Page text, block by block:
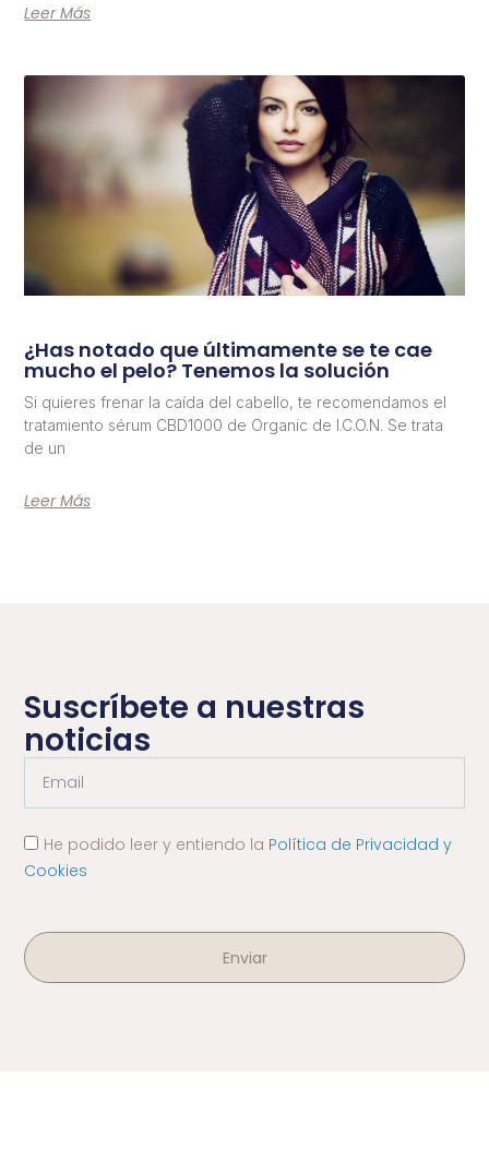
Leer Más
¿Has notado que últimamente se te cae
mucho el pelo? Tenemos la solución
Si quieres frenar la caída del cabello, te recomendamos el
tratamiento sérum CBD1000 de Organic de I.C.O.N. Se trata
de un
Leer Más
Suscríbete a nuestras
noticias
He podido leer y entiendo la Política de Privacidad y
Cookies
Enviar